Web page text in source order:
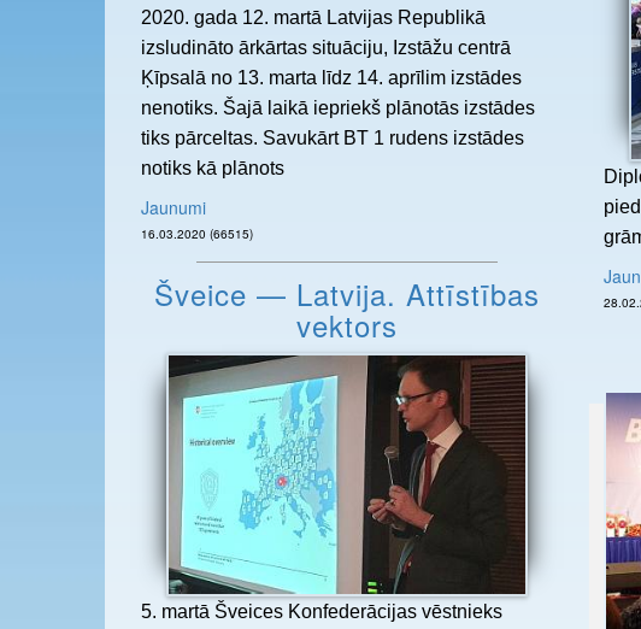
2020. gada 12. martā Latvijas Republikā
izsludināto ārkārtas situāciju, Izstāžu centrā
Ķīpsalā no 13. marta līdz 14. aprīlim izstādes
nenotiks. Šajā laikā iepriekš plānotās izstādes
tiks pārceltas. Savukārt BT 1 rudens izstādes
notiks kā plānots
Jaunumi
16.03.2020 (66515)
Šveice — Latvija. Attīstības
vektors
5. martā Šveices Konfederācijas vēstnieks